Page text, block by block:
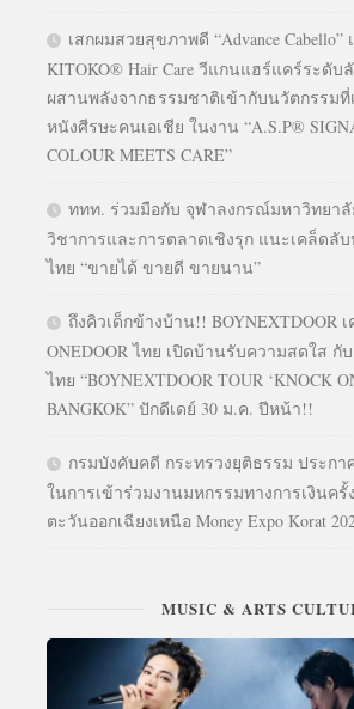
เสกผมสวยสุขภาพดี “Advance Cabello”
KITOKO® Hair Care วีแกนแฮร์แคร์ระดับ
ผสานพลังจากธรรมชาติเข้ากับนวัตกรรมที่
หนังศีรษะคนเอเชีย ในงาน “A.S.P®
COLOUR MEETS CARE”
ททท. ร่วมมือกับ จุฬาลงกรณ์มหาวิทยา
วิชาการและการตลาดเชิงรุก แนะเคล็ดลับ
ไทย “ขายได้ ขายดี ขายนาน”
ถึงคิวเด็กข้างบ้าน!! BOYNEXTDOOR
ONEDOOR ไทย เปิดบ้านรับความสดใส
ไทย “BOYNEXTDOOR TOUR ‘KNOCK
BANGKOK” ปักดีเดย์ 30 ม.ค. ปีหน้า!!
กรมบังคับคดี กระทรวงยุติธรรม ประกา
ในการเข้าร่วมงานมหกรรมทางการเงินค
ตะวันออกเฉียงเหนือ Money Expo Korat
MUSIC & ARTS